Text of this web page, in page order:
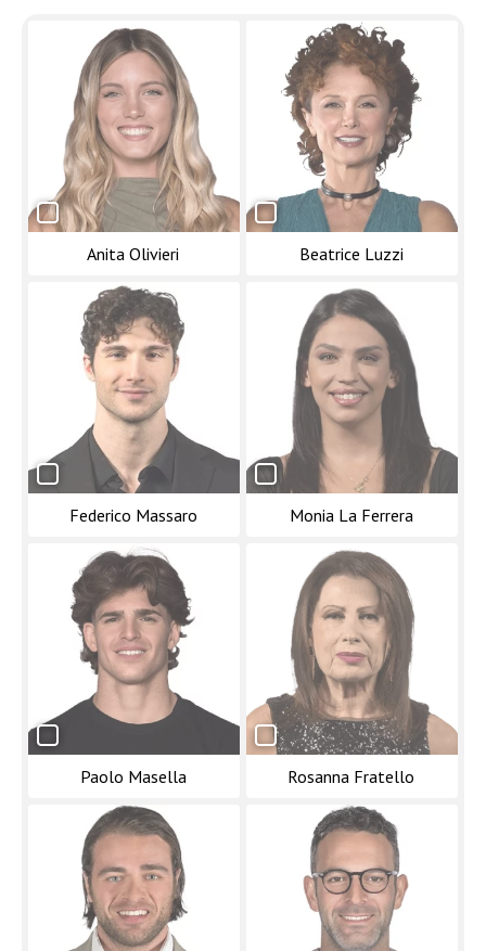
Anita Olivieri Beatrice Luzzi
Federico Massaro Monia La Ferrera
Paolo Masella Rosanna Fratello